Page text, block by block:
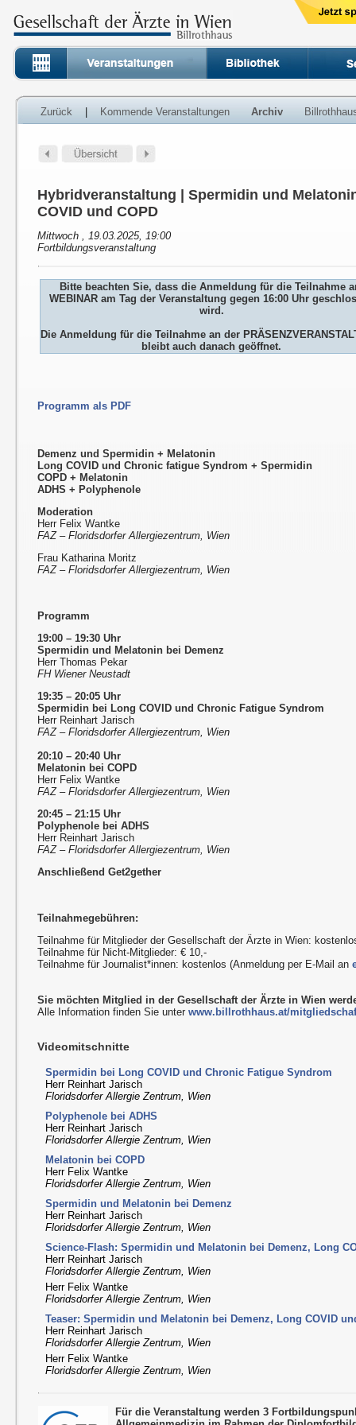
Zurück Kommende Veranstaltungen Archiv
Hybridveranstaltung | Spermidin und
COVID und COPD
Mittwoch , 19.03.2025, 19:00
Fortbildungsveranstaltung
Bitte beachten Sie, dass die Anmeldung für die Teilnahme
WEBINAR am Tag der Veranstaltung gegen 16:00 Uhr
wird.
Die Anmeldung für die Teilnahme an der
bleibt auch danach geöffnet.
Programm als PDF
Demenz und Spermidin + Melatonin
Long COVID und Chronic fatigue Syndrom + Spermidin
COPD + Melatonin
ADHS + Polyphenole
Moderation
Herr Felix Wantke
FAZ – Floridsdorfer Allergiezentrum, Wien
Frau Katharina Moritz
FAZ – Floridsdorfer Allergiezentrum, Wien
Programm
19:00 – 19:30 Uhr
Spermidin und Melatonin bei Demenz
Herr Thomas Pekar
FH Wiener Neustadt
19:35 – 20:05 Uhr
Spermidin bei Long COVID und Chronic Fatigue Syndrom
Herr Reinhart Jarisch
FAZ – Floridsdorfer Allergiezentrum, Wien
20:10 – 20:40 Uhr
Melatonin bei COPD
Herr Felix Wantke
FAZ – Floridsdorfer Allergiezentrum, Wien
20:45 – 21:15 Uhr
Polyphenole bei ADHS
Herr Reinhart Jarisch
FAZ – Floridsdorfer Allergiezentrum, Wien
Anschließend Get2gether
Teilnahmegebühren:
Teilnahme für Mitglieder der Gesellschaft der Ärzte in Wien:
Teilnahme für Nicht-Mitglieder: € 10,-
Teilnahme für Journalist*innen: kostenlos (Anmeldung per E-Mail an
Sie möchten Mitglied in der Gesellschaft der Ärzte in Wien
Alle Information finden Sie unterwww.billrothhaus.at/
Videomitschnitte
Spermidin bei Long COVID und Chronic Fatigue Syndrom
Herr Reinhart Jarisch
Floridsdorfer Allergie Zentrum, Wien
Polyphenole bei ADHS
Herr Reinhart Jarisch
Floridsdorfer Allergie Zentrum, Wien
Melatonin bei COPD
Herr Felix Wantke
Floridsdorfer Allergie Zentrum, Wien
Spermidin und Melatonin bei Demenz
Herr Reinhart Jarisch
Floridsdorfer Allergie Zentrum, Wien
Science-Flash: Spermidin und Melatonin bei Demenz, Long
Herr Reinhart Jarisch
Floridsdorfer Allergie Zentrum, Wien
Herr Felix Wantke
Floridsdorfer Allergie Zentrum, Wien
Teaser: Spermidin und Melatonin bei Demenz, Long COVID
Herr Reinhart Jarisch
Floridsdorfer Allergie Zentrum, Wien
Herr Felix Wantke
Floridsdorfer Allergie Zentrum, Wien
Für die Veranstaltung werden 3